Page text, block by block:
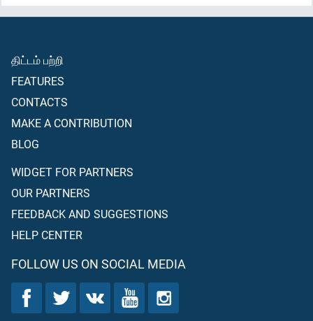
திட்டம் பற்றி
FEATURES
CONTACTS
MAKE A CONTRIBUTION
BLOG
WIDGET FOR PARTNERS
OUR PARTNERS
FEEDBACK AND SUGGESTIONS
HELP CENTER
FOLLOW US ON SOCIAL MEDIA